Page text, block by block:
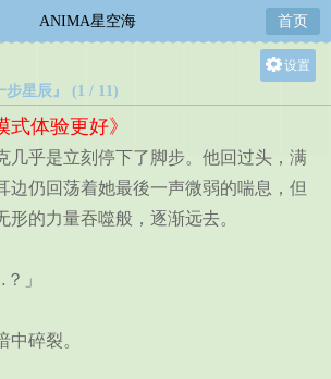
ANIMA星空海 首页
设置
中
小
步星辰』 (1 / 11)
式体验更好》
乎是立刻停下了脚步。他回过头，满
边仍回荡着她最後一声微弱的喘息，但
形的力量吞噬般，逐渐远去。
」
碎裂。